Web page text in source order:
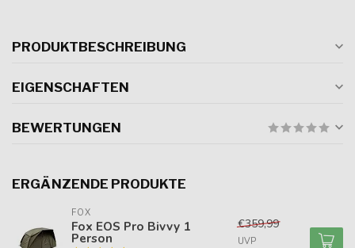
PRODUKTBESCHREIBUNG
EIGENSCHAFTEN
BEWERTUNGEN
ERGÄNZENDE PRODUKTE
FOX
Fox EOS Pro Bivvy 1
Person
€359,99
UVP